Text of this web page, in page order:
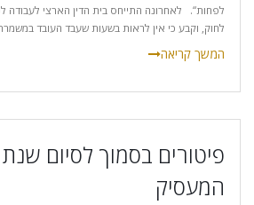
לחוק, וקבע כי אין לראות בשעות שעבד העובד
פיטורים בסמוך לסיום
המעסיק